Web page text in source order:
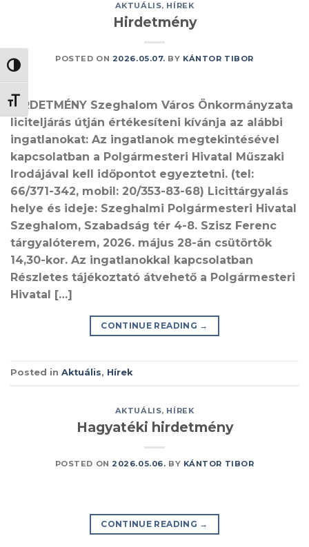
NAGY KONTRASZT VÁLTÁSA
BETŰMÉRET VÁLTÁSA
AKTUÁLIS, HÍREK
Hirdetmény
POSTED ON 2026.05.07. BY KÁNTOR TIBOR
HIRDETMÉNY Szeghalom Város Önkormányzata
liciteljárás útján értékesíteni kívánja az alábbi
ingatlanokat: Az ingatlanok megtekintésével
kapcsolatban a Polgármesteri Hivatal Műszaki
Irodájával kell időpontot egyeztetni. (tel:
66/371-342, mobil: 20/353-83-68) Licittárgyalás
helye és ideje: Szeghalmi Polgármesteri Hivatal
Szeghalom, Szabadság tér 4-8. Szisz Ferenc
tárgyalóterem, 2026. május 28-án csütörtök
14,30-kor. Az ingatlanokkal kapcsolatban
Részletes tájékoztató átvehető a Polgármesteri
Hivatal […]
CONTINUE READING →
Posted in Aktuális, Hírek
AKTUÁLIS, HÍREK
Hagyatéki hirdetmény
POSTED ON 2026.05.06. BY KÁNTOR TIBOR
CONTINUE READING →